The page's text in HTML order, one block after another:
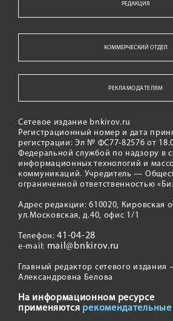
РЕДАКЦИЯ
КОММЕРЧЕСКИЙ ОТДЕЛ
РЕКЛАМОДАТЕЛЯМ
Сетевое издание bnkirov.ru
Регистрационный номер и дата
регистрации: Эл № ФС77-82576 от
Федеральной службой по надзору в
информационных технологий и
коммуникаций. Учредитель —
ограниченной ответственностью
Адрес редакции: 610020, Кировская
ул.Московская, д.40, офис 1/1
Телефон:41-04-28
e-mail: mail@bnkirov.ru
Главный редактор сетевого издания
Александровна Белова
На информационном ресурсе
применяются рекомендательные